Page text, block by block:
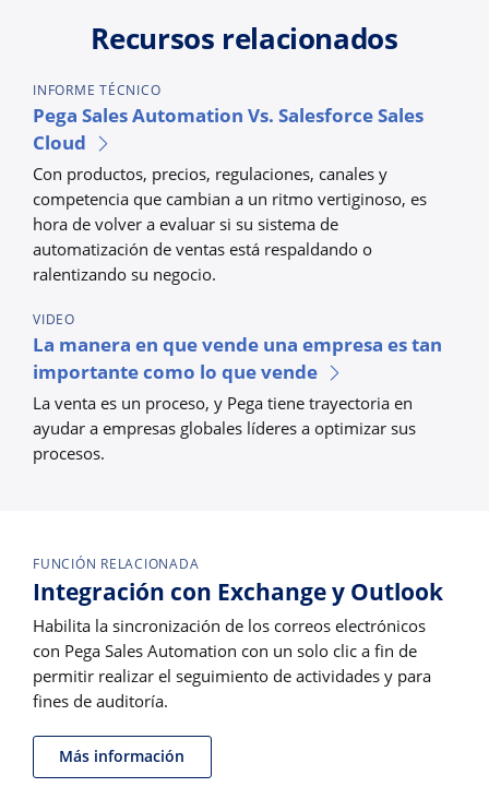
Recursos relacionados
INFORME TÉCNICO
Pega Sales Automation Vs. Salesforce Sales
Cloud
Con productos, precios, regulaciones, canales y
competencia que cambian a un ritmo vertiginoso, es
hora de volver a evaluar si su sistema de
automatización de ventas está respaldando o
ralentizando su negocio.
VIDEO
La manera en que vende una empresa es tan
importante como lo que vende
La venta es un proceso, y Pega tiene trayectoria en
ayudar a empresas globales líderes a optimizar sus
procesos.
FUNCIÓN RELACIONADA
Integración con Exchange y Outlook
Habilita la sincronización de los correos electrónicos
con Pega Sales Automation con un solo clic a fin de
permitir realizar el seguimiento de actividades y para
fines de auditoría.
Más información